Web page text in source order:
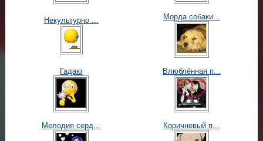
Некультурно ... Морда собаки...
Гадаю Влюблённая п...
Мелодия серд... Коричневый п...